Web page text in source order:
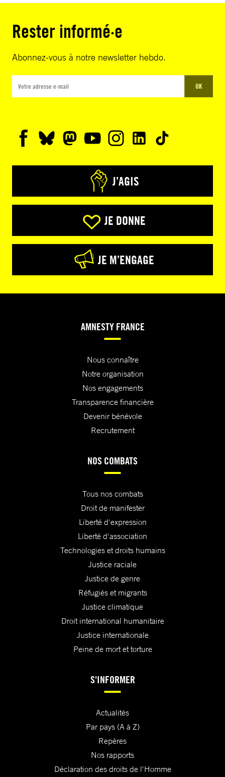
Rester informé·e
Abonnez-vous à notre newsletter hebdo.
OK
J’AGIS
JE DONNE
JE M’ENGAGE
AMNESTY FRANCE
Nous connaître
Notre organisation
Nos engagements
Transparence financière
Devenir bénévole
Recrutement
NOS COMBATS
Tous nos combats
Droit de manifester
Liberté d'expression
Liberté d'association
Technologies et droits humains
Justice raciale
Justice de genre
Réfugiés et migrants
Justice climatique
Droit international humanitaire
Justice internationale
Peine de mort et torture
S'INFORMER
Actualités
Par pays (A à Z)
Repères
Nos rapports
Déclaration des droits de l'Homme